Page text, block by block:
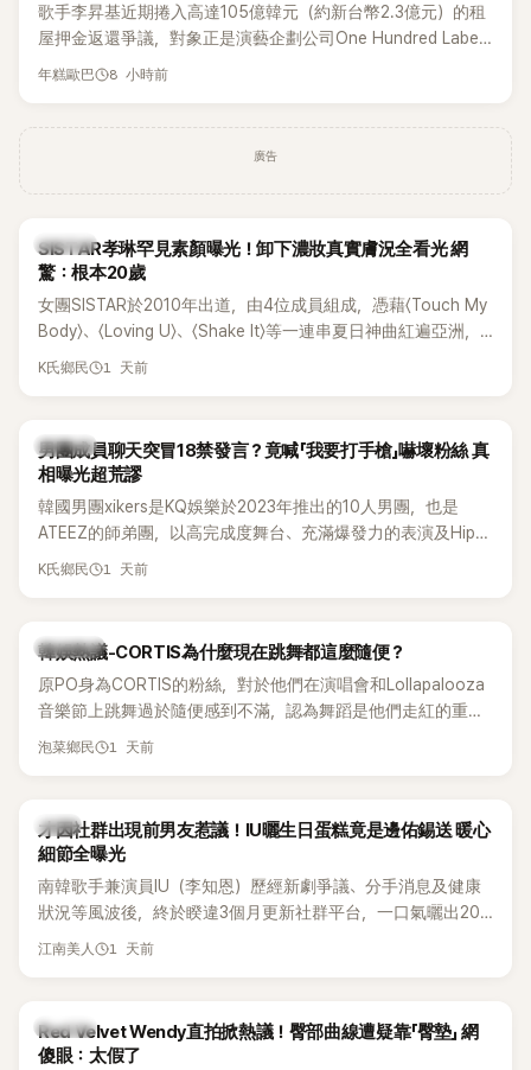
歌手李昇基近期捲入高達105億韓元（約新台幣2.3億元）的租
屋押金返還爭議，對象正是演藝企劃公司One Hundred Label
代表車佳媛(차가원)。如今事件再掀風波，YouTuber李鎮浩公開
年糕歐巴 8 小時前
廣告
K-POP
SISTAR孝琳罕見素顏曝光！卸下濃妝真實膚況全看光 網
驚：根本20歲
女團SISTAR於2010年出道，由4位成員組成，憑藉〈Touch My
Body〉、〈Loving U〉、〈Shake It〉等一連串夏日神曲紅遍亞洲，
獲封「夏日女王」。不過，團體在出道滿7年後宣布解散，成員各
不僅展現兩人多年不變的好交情，她幾乎素顏入鏡的真實模
樣，也意外掀起網友熱議。
K氏鄉民 1 天前
K-POP
男團成員聊天突冒18禁發言？竟喊「我要打手槍」嚇壞粉絲 真
相曝光超荒謬
韓國男團xikers是KQ娛樂於2023年推出的10人男團，也是
ATEEZ的師弟團，以高完成度舞台、充滿爆發力的表演及Hip-
Hop風格聞名，出道後迅速累積大批海內外粉絲，近年也陸續
K氏鄉民 1 天前
熱議討論
韓娛熱議-CORTIS為什麼現在跳舞都這麼隨便？
原PO身為CORTIS的粉絲，對於他們在演唱會和Lollapalooza
音樂節上跳舞過於隨便感到不滿，認為舞蹈是他們走紅的重要
原因，希望他們能更認真地表演。
泡菜鄉民 1 天前
韓星
才因社群出現前男友惹議！IU曬生日蛋糕竟是邊佑錫送 暖心
細節全曝光
南韓歌手兼演員IU（李知恩）歷經新劇爭議、分手消息及健康
狀況等風波後，終於睽違3個月更新社群平台，一口氣曬出20
張近況照，讓大批粉絲又驚又喜。其中，一張生日蛋糕照意外
江南美人 1 天前
K-POP
Red Velvet Wendy直拍掀熱議！臀部曲線遭疑靠「臀墊」 網
傻眼：太假了